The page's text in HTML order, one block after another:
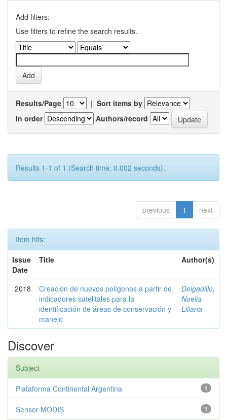
Add filters:
Use filters to refine the search results.
Results/Page | Sort items by
In order
Authors/record
Results 1-1 of 1 (Search time: 0.002 seconds).
previous 1 next
Item hits:
Issue
Date
Title Author(s)
2018
Creación de nuevos polígonos a partir de
indicadores satelitales para la
identificación de áreas de conservación y
manejo
Delgadillo,
Noelia
Liliana
Discover
Subject
1
Plataforma Continental Argentina
1
Sensor MODIS